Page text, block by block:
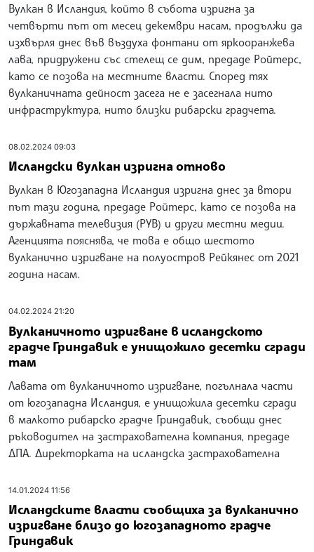
Вулкан в Исландия, който в събота изригна за
четвърти път от месец декември насам, продължи да
изхвърля днес във въздуха фонтани от яркооранжева
лава, придружени със стелещ се дим, предаде Ройтерс,
като се позова на местните власти. Според тях
вулканичната дейност засега не е засегнала нито
инфраструктура, нито близки рибарски градчета.
08.02.2024 09:03
Исландски вулкан изригна отново
Вулкан в Югозападна Исландия изригна днес за втори
път тази година, предаде Ройтерс, като се позова на
държавната телевизия (РУВ) и други местни медии.
Агенцията пояснява, че това е общо шестото
вулканично изригване на полуостров Рейкянес от 2021
година насам.
04.02.2024 21:20
Вулканичното изригване в исландското
градче Гриндавик е унищожило десетки сгради
там
Лавата от вулканичното изригване, погълнала части
от югозападна Исландия, е унищожила десетки сгради
в малкото рибарско градче Гриндавик, съобщи днес
ръководител на застрахователна компания, предаде
ДПА. Директорката на исландска застрахователна
14.01.2024 11:56
Исландските власти съобщиха за вулканично
изригване близо до югозападното градче
Гриндaвик